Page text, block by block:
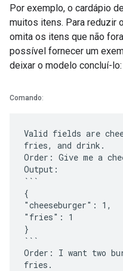
Por exemplo, o cardápio
muitos itens. Para reduzir
omita os itens que não
possível fornecer um
deixar o modelo concluí-lo:
Comando:
Valid fields are
fries, and drink.
Order: Give me a
Output:
```
{
"cheeseburger": 1,
"fries": 1
}
```
Order: I want two
fries.